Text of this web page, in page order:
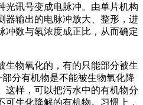
光讯号变成电脉冲。由单片机构
器输出的电脉冲放大、整形，进
冲数与氡浓度成正比，从而确定
生物氧化的，有的只能部分被生
分有机物是不能被生物氧化降
这样，可以把污水中的有机物分
可生化降解的有机物。习惯上，